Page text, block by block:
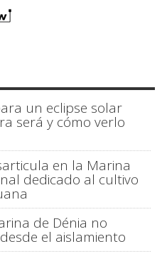
un eclipse solar
será y cómo verlo
en la Marina
dedicado al cultivo
de Dénia no
el aislamiento